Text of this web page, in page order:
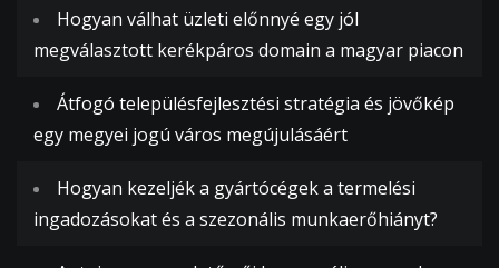
Hogyan válhat üzleti előnnyé egy jól
megválasztott kerékpáros domain a magyar piacon
Átfogó településfejlesztési stratégia és jövőkép
egy megyei jogú város megújulásáért
Hogyan kezeljék a gyártócégek a termelési
ingadozásokat és a szezonális munkaerőhiányt?